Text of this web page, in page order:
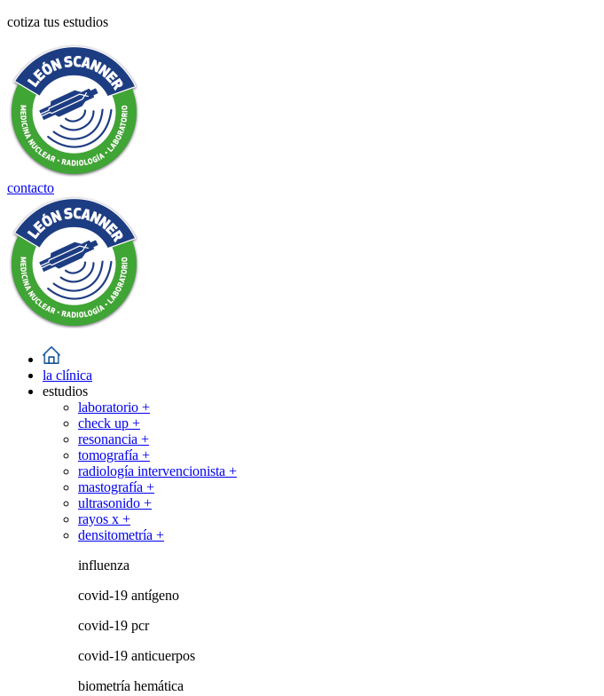
cotiza tus estudios
contacto
la clínica
estudios
laboratorio +
check up +
resonancia +
tomografía +
radiología intervencionista +
mastografía +
ultrasonido +
rayos x +
densitometría +
influenza
covid-19 antígeno
covid-19 pcr
covid-19 anticuerpos
biometría hemática